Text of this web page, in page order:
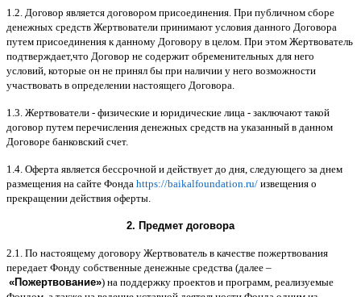
1.2. Договор является договором присоединения При публичном сборе
денежных средств Жертвователи принимают условия данного Договора
путем присоединения к данному Договору в целом При этом Жертвователь
подтверждает,что Договор не содержит обременительных для него
условий которые он не принял бы при наличии у него возможности
участвовать в определении настоящего Договора
1.3. Жертвователи - физические и юридические лица - заключают такой
договор путем перечисления денежных средств на указанный в данном
Договоре банковский счет.
1.4. Оферта является бессрочной и действует до дня следующего за днем
размещения на сайте Фонда https://baikalfoundation.ru/ извещения о
прекращении действия оферты
2. Предмет договора
2.1. По настоящему договору Жертвователь в качестве пожертвования
передает Фонду собственные денежные средства (далее –
«Пожертвование») на поддержку проектов и программ реализуемые